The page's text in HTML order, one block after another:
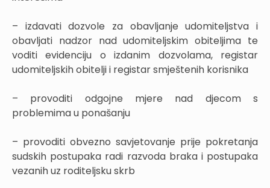
– izdavati dozvole za obavljanje udomiteljstva i
obavljati nadzor nad udomiteljskim obiteljima te
voditi evidenciju o izdanim dozvolama, registar
udomiteljskih obitelji i registar smještenih korisnika
– provoditi odgojne mjere nad djecom s
problemima u ponašanju
– provoditi obvezno savjetovanje prije pokretanja
sudskih postupaka radi razvoda braka i postupaka
vezanih uz roditeljsku skrb